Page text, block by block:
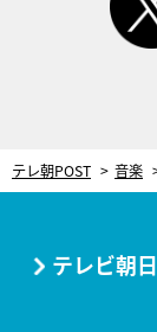
テレ朝POST 音楽
テレビ朝日